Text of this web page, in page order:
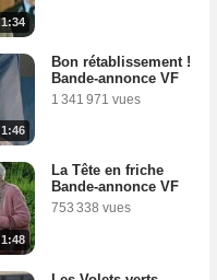
1:34
1:46
Bon rétablissement !
Bande-annonce VF
1 341 971 vues
1:48
La Tête en friche
Bande-annonce VF
753 338 vues